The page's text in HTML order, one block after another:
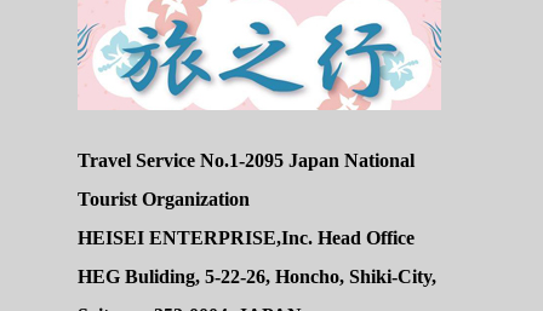
Travel Service No.1-2095 Japan National
Tourist Organization
HEISEI ENTERPRISE,Inc. Head Office
HEG Buliding, 5-22-26, Honcho, Shiki-City,